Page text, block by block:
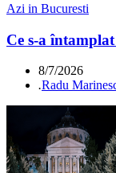
Azi in Bucuresti
Ce s-a
8/7/2026
.Radu